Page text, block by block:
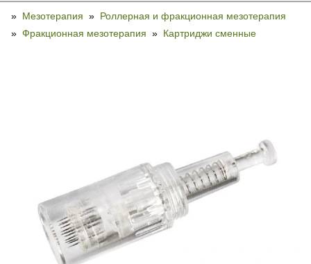
» Мезотерапия » Роллерная и фракционная мезотерапия
» Фракционная мезотерапия » Картриджи сменные